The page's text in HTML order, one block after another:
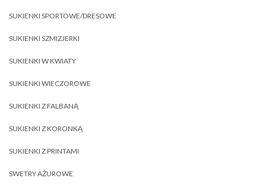
SUKIENKI SPORTOWE/DRESOWE
SUKIENKI SZMIZJERKI
SUKIENKI W KWIATY
SUKIENKI WIECZOROWE
SUKIENKI Z FALBANĄ
SUKIENKI Z KORONKĄ
SUKIENKI Z PRINTAMI
SWETRY AŻUROWE